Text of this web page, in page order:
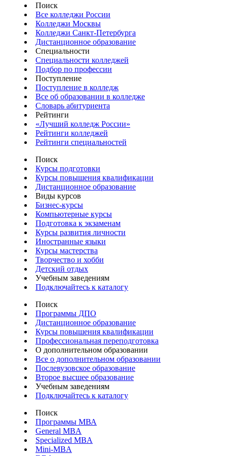
Поиск
Все колледжи России
Колледжи Москвы
Колледжи Санкт-Петербурга
Дистанционное образование
Специальности
Специальности колледжей
Подбор по профессии
Поступление
Поступление в колледж
Все об образовании в колледже
Словарь абитуриента
Рейтинги
«Лучший колледж России»
Рейтинги колледжей
Рейтинги специальностей
Поиск
Курсы подготовки
Курсы повышения квалификации
Дистанционное образование
Виды курсов
Бизнес-курсы
Компьютерные курсы
Подготовка к экзаменам
Курсы развития личности
Иностранные языки
Курсы мастерства
Творчество и хобби
Детский отдых
Учебным заведениям
Подключайтесь к каталогу
Поиск
Программы ДПО
Дистанционное образование
Курсы повышения квалификации
Профессиональная переподготовка
О дополнительном образовании
Все о дополнительном образовании
Послевузовское образование
Второе высшее образование
Учебным заведениям
Подключайтесь к каталогу
Поиск
Программы МВА
General MBA
Specialized MBA
Mini-MBA